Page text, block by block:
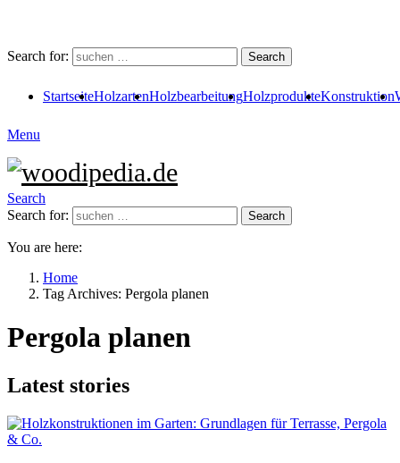
Search for: Search
StartseiteHolzartenHolzbearbeitungHolzprodukteKonstruktion
Menu
Search
Search for:
Search
You are here:
Home
Tag Archives: Pergola planen
Pergola planen
Latest stories